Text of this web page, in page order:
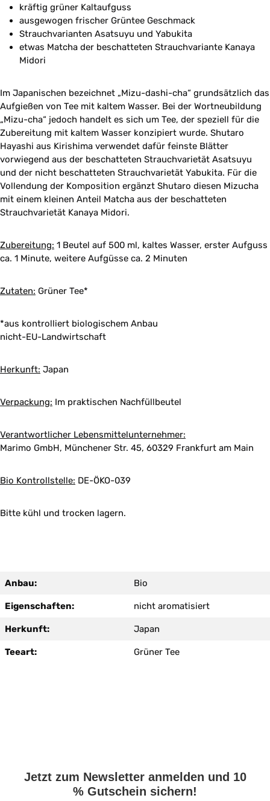
kräftig grüner Kaltaufguss
ausgewogen frischer Grüntee Geschmack
Strauchvarianten Asatsuyu und Yabukita
etwas Matcha der beschatteten Strauchvariante Kanaya
Midori
Im Japanischen bezeichnet „Mizu-dashi-cha“ grundsätzlich das
Aufgießen von Tee mit kaltem Wasser. Bei der Wortneubildung
„Mizu-cha“ jedoch handelt es sich um Tee, der speziell für die
Zubereitung mit kaltem Wasser konzipiert wurde. Shutaro
Hayashi aus Kirishima verwendet dafür feinste Blätter
vorwiegend aus der beschatteten Strauchvarietät Asatsuyu
und der nicht beschatteten Strauchvarietät Yabukita. Für die
Vollendung der Komposition ergänzt Shutaro diesen Mizucha
mit einem kleinen Anteil Matcha aus der beschatteten
Strauchvarietät Kanaya Midori.
Zubereitung: 1 Beutel auf 500 ml, kaltes Wasser, erster Aufguss
ca. 1 Minute, weitere Aufgüsse ca. 2 Minuten
Zutaten: Grüner Tee*
*aus kontrolliert biologischem Anbau
nicht-EU-Landwirtschaft
Herkunft: Japan
Verpackung: Im praktischen Nachfüllbeutel
Verantwortlicher Lebensmittelunternehmer:
Marimo GmbH, Münchener Str. 45, 60329 Frankfurt am Main
Bio Kontrollstelle: DE-ÖKO-039
Bitte kühl und trocken lagern.
Anbau: Bio
Eigenschaften: nicht aromatisiert
Herkunft: Japan
Teeart: Grüner Tee
Jetzt zum Newsletter anmelden und 10
% Gutschein sichern!